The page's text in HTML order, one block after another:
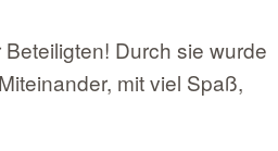
Durch sie wurde
mit viel Spaß,